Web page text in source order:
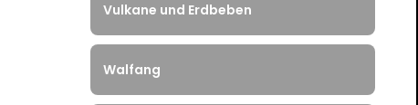
Vulkane und Erdbeben
Walfang